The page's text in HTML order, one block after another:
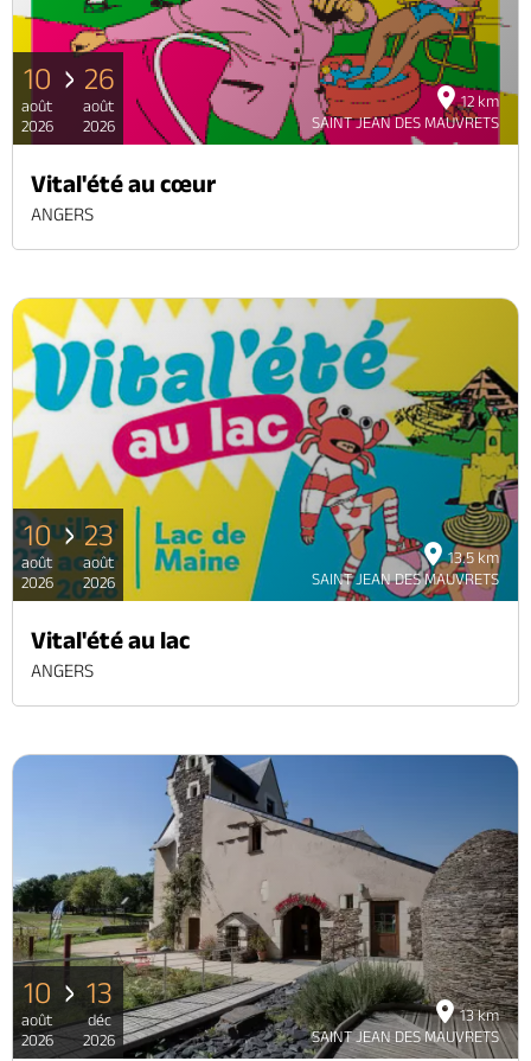
12 km
SAINT JEAN DES MAUVRETS
10
août
2026
26
août
2026
Vital'été au cœur
ANGERS
13.5 km
SAINT JEAN DES MAUVRETS
10
août
2026
23
août
2026
Vital'été au lac
ANGERS
13 km
SAINT JEAN DES MAUVRETS
10
août
2026
13
déc
2026